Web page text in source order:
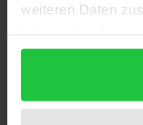
weiteren Daten
gesammelt haben.
Fragment
konkreten